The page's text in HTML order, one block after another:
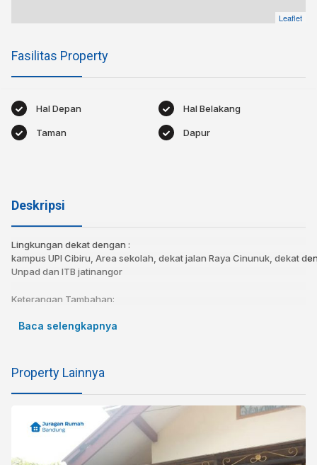
Leaflet
Fasilitas Property
Hal Depan Hal Belakang
Taman Dapur
Deskripsi
Lingkungan dekat dengan :
kampus UPI Cibiru, Area sekolah, dekat jalan Raya Cinunuk, dekat
Unpad dan ITB jatinangor
Keterangan Tambahan:
Bangunan berkualitas, lt 2 dan 3 lantai full marmer
Hub : 0812-2454-74706 / 0878-2430-3111
Instagram : @anggitasals / @angga_nur_ms
Baca selengkapnya
Property Lainnya
SEWA